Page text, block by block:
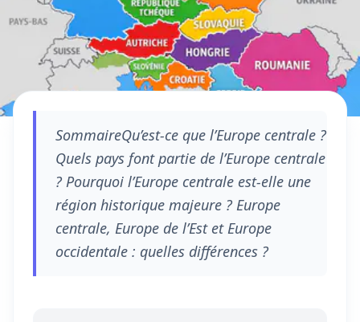
SommaireQu’est-ce que l’Europe centrale ?
Quels pays font partie de l’Europe centrale
? Pourquoi l’Europe centrale est-elle une
région historique majeure ? Europe
centrale, Europe de l’Est et Europe
occidentale : quelles différences ?